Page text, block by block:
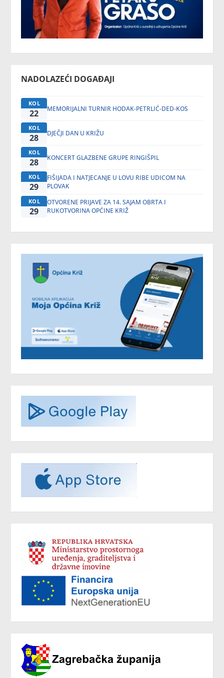
NADOLAZEĆI DOGAĐAJI
KOL
22 MEMORIJALNI TURNIR HODAK-PETRLIĆ-DED-KOS
KOL
28 DJEČJI DAN U KRIŽU
KOL
28 KONCERT GLAZBENE GRUPE RINGIŠPIL
KOL
29
FIŠIJADA I NATJECANJE U LOVU RIBE UDICOM NA
PLOVAK
KOL
29
OTVORENE PRIJAVE ZA 14. SAJAM OBRTA I
RUKOTVORINA OPĆINE KRIŽ